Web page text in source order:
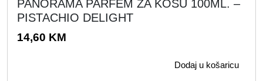
PANORAMA PARFEM ZA KOSU 100ML. –
PISTACHIO DELIGHT
14,60 KM
Dodaj u košaricu